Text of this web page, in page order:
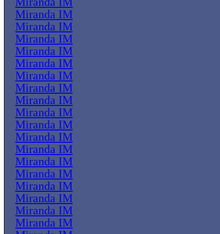
Miranda IM
Miranda IM
Miranda IM
Miranda IM
Miranda IM
Miranda IM
Miranda IM
Miranda IM
Miranda IM
Miranda IM
Miranda IM
Miranda IM
Miranda IM
Miranda IM
Miranda IM
Miranda IM
Miranda IM
Miranda IM